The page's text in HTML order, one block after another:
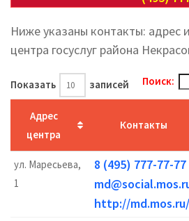
Ниже указаны контакты: адрес
центра госуслуг района
Показать записей Поиск:
Адрес
центра
Контакты
ул. Маресьева,
1
8 (495) 777-77-77
http://md.mos.ru/